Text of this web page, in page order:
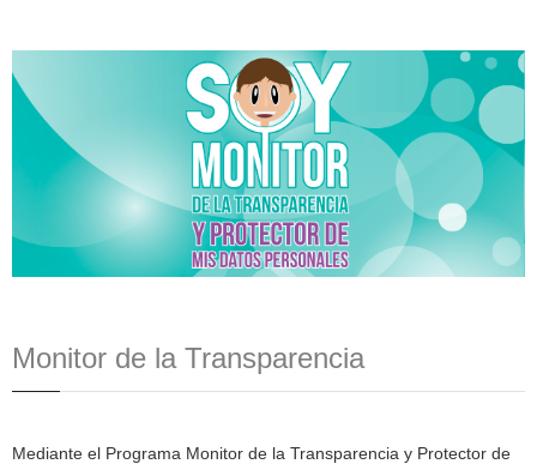
Monitor de la Transparencia
Mediante el Programa Monitor de la Transparencia y Protector de